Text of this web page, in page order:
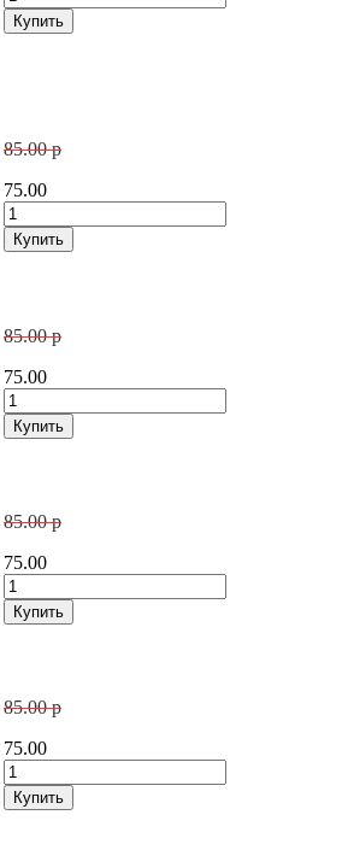
85.00 р
75.00
85.00 р
75.00
85.00 р
75.00
85.00 р
75.00